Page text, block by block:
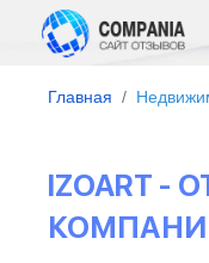
Главная
IZOART -